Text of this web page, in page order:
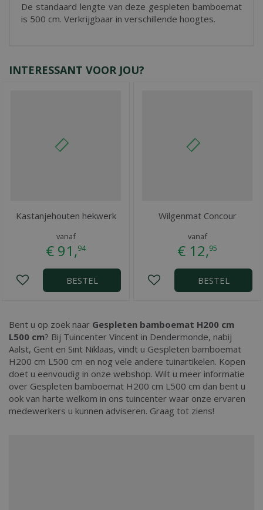
De standaard lengte van deze gespleten bamboemat
is 500 cm. Verkrijgbaar in verschillende hoogtes.
INTERESSANT VOOR JOU?
Kastanjehouten hekwerk
vanaf
€ 91,94
BESTEL
Wilgenmat Concour
vanaf
€ 12,95
BESTEL
Bent u op zoek naar Gespleten bamboemat H200 cm
L500 cm? Bij Tuincenter Vincent in Dendermonde, nabij
Aalst, Gent en Sint Niklaas, vindt u Gespleten bamboemat
H200 cm L500 cm en nog vele andere tuinartikelen. Kopen
doet u eenvoudig in onze webshop. Wilt u meer informatie
over Gespleten bamboemat H200 cm L500 cm dan bent u
ook van harte welkom in ons tuincenter waar onze ervaren
medewerkers u kunnen adviseren. Graag tot ziens!